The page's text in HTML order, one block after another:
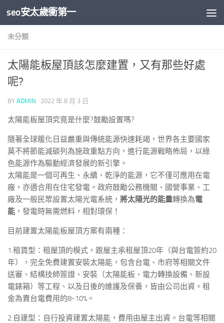
Skip to content
seo安太歲衝第一
未分類
太陽能板屋頂該怎麼建置，又有那些好處
呢?
BY ADMIN · 2022 年 8 月 3 日
太陽能板屋頂究竟是什麼?鼓勵設置嗎?
隨著全球暖化日益嚴重與傳統能源快速耗竭，世界各主要國家
莫不將節能減碳列為施政重點方向，進行能源戰略佈局，以綠
色能源作為驅動經濟發展的新引擎。
太陽能是一個可再生、永續、乾淨的能源，它不僅可應用在電
廠，亦適合用在住宅發電。政府鼓勵公務機關、國營事業、工
廠及一般民眾設置太陽光電系統， 將太陽光的能量轉換為電
能 ，發電時無需燃料，相對環保！
目前建置太陽能板屋頂方案有兩種：
1.租賃型：租屋頂的模式，跟屋主承租屋頂20年（與台電簽約20
年），完全免費建置安裝太陽能，包含台電、市府等相關文件
送審、結構技師簽證、安裝（太陽能板、電力轉換設備、新設
電錶箱）等工程、以及日後的維護及保養，皆由公司出資。租
金為賣台電費用的8-10%。
2.自建型：自行投資建置太陽能，費用由屋主出資。台電等相關